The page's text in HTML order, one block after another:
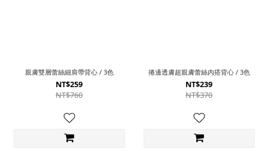
親膚雙層蕾絲細肩帶背心 / 3色
NT$259
NT$760
捲邊透膚超親膚蕾絲內搭背心 / 3色
NT$239
NT$370